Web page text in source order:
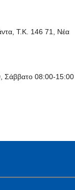
Τ.Κ. 146 71, Νέα
Σάββατο 08:00-15:00